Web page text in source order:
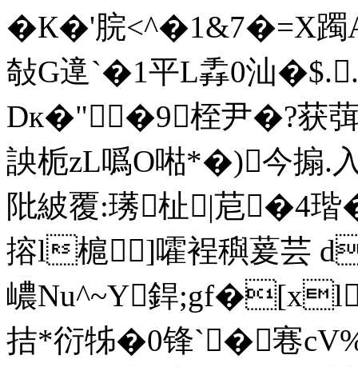
�К�'脘<^�1&7�=X
敧G遧`�1平L掱0汕
Dк�"�9 桎尹�?获葞
詇栀zL噅O喖*�)今搧
阰紴覆:璓杫|苨�4
搈l槴]嚯裎穥萲芸
嶩Nu^~Y銲
拮*衍牬�0锋`�寋